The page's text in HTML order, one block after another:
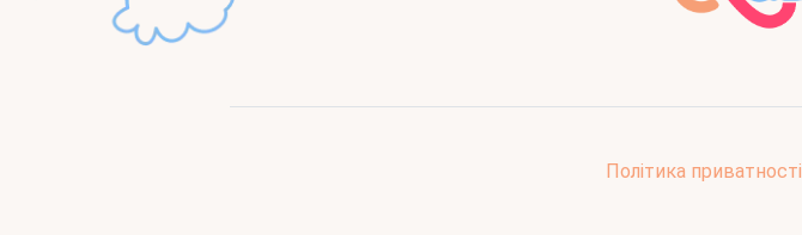
Політика приватності